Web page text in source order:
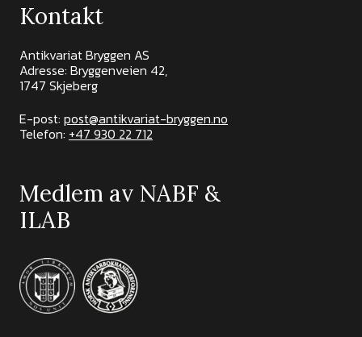
Kontakt
Antikvariat Bryggen AS
Adresse: Bryggenveien 42,
1747 Skjeberg
E-post: post@antikvariat-bryggen.no
Telefon: +47 930 22 712
Medlem av NABF &
ILAB